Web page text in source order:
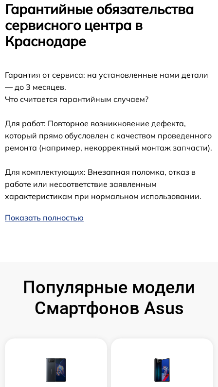
Гарантийные обязательства
сервисного центра в
Краснодаре
Гарантия от сервиса: на установленные нами детали
— до 3 месяцев.
Что считается гарантийным случаем?
Для работ: Повторное возникновение дефекта,
который прямо обусловлен с качеством проведенного
ремонта (например, некорректный монтаж запчасти).
Для комплектующих: Внезапная поломка, отказ в
работе или несоответствие заявленным
характеристикам при нормальном использовании.
Показать полностью
Популярные модели
Смартфонов Asus